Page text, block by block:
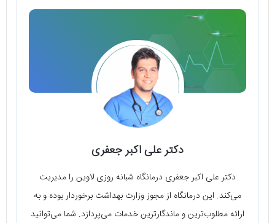
دکتر علی اکبر جعفری
دکتر علی اکبر جعفری درمانگاه شبانه روزی لاوین را مدیریت
می‌کند. این درمانگاه از مجوز وزارت بهداشت برخوردار بوده و به
ارائه‌ مطلوب‌ترین و ماندگارترین خدمات می‌پردازد. شما می‌توانید